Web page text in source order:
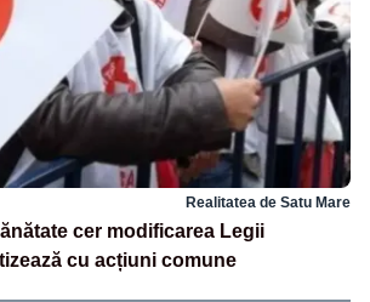
Realitatea de Satu Mare
cer modificarea Legii
cu acțiuni comune